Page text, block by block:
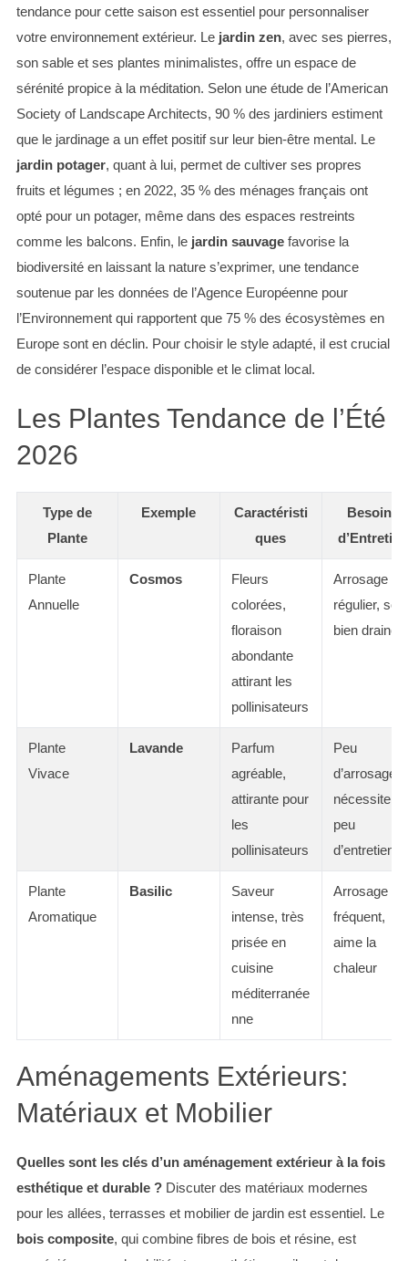
tendance pour cette saison est essentiel pour personnaliser
votre environnement extérieur. Le jardin zen, avec ses pierres,
son sable et ses plantes minimalistes, offre un espace de
sérénité propice à la méditation. Selon une étude de l’American
Society of Landscape Architects, 90 % des jardiniers estiment
que le jardinage a un effet positif sur leur bien-être mental. Le
jardin potager, quant à lui, permet de cultiver ses propres
fruits et légumes ; en 2022, 35 % des ménages français ont
opté pour un potager, même dans des espaces restreints
comme les balcons. Enfin, le jardin sauvagefavorise la
biodiversité en laissant la nature s’exprimer, une tendance
soutenue par les données de l’Agence Européenne pour
l’Environnement qui rapportent que 75 % des écosystèmes en
Europe sont en déclin. Pour choisir le style adapté, il est crucial
de considérer l’espace disponible et le climat local.
Les Plantes Tendance de l’Été
2026
Type de
Plante
Exemple
Caractéristi
ques
Besoins
d’Entretien
Plante
Annuelle
Cosmos
Fleurs
colorées,
floraison
abondante
attirant les
pollinisateurs
Arrosage
régulier, sol
bien drainé
Plante
Vivace
Lavande
Parfum
agréable,
attirante pour
les
pollinisateurs
Peu
d’arrosage,
nécessite
peu
d’entretien
Plante
Aromatique
Basilic
Saveur
intense, très
prisée en
cuisine
méditerranée
nne
Arrosage
fréquent,
aime la
chaleur
Aménagements Extérieurs:
Matériaux et Mobilier
Quelles sont les clés d’un aménagement extérieur à la fois
esthétique et durable ?Discuter des matériaux modernes
pour les allées, terrasses et mobilier de jardin est essentiel. Le
bois composite, qui combine fibres de bois et résine, est